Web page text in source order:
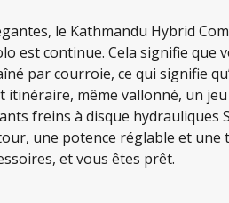
le Kathmandu Hybrid
est continue. Cela signifie que
par courroie, ce qui signifie
itinéraire, même vallonné, un
freins à disque
une potence réglable et
et vous êtes prêt.